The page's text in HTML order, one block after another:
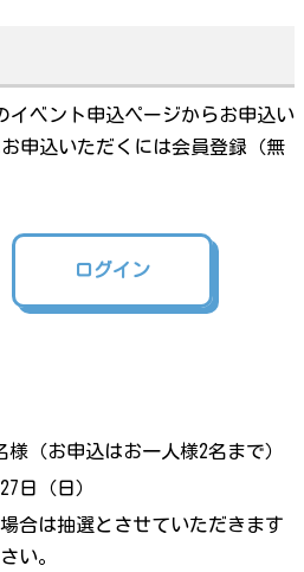
イベント申込ページからお申込い
申込いただくには会員登録（無
ログイン
（お申込はお一人様2名まで）
日（日）
合は抽選とさせていただきます
い。